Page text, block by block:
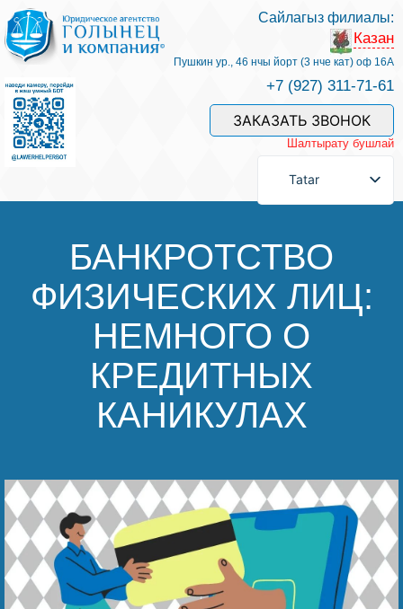
Хезмәтләре һәм безнең белгечләр
Хезмәт өчен түләү
Сорау бирергә
Фикерләр
Файдалы мәкаләләр
Безнең җиңү
Видео турында безне
Сайлагыз филиалы:
Казан
Пушкин ур., 46 нчы йорт (3 нче кат) оф 16А
+7 (927) 311-71-61
ЗАКАЗАТЬ ЗВОНОК
Шалтырату бушлай
Tatar
БАНКРОТСТВО
ФИЗИЧЕСКИХ ЛИЦ:
НЕМНОГО О
КРЕДИТНЫХ
КАНИКУЛАХ